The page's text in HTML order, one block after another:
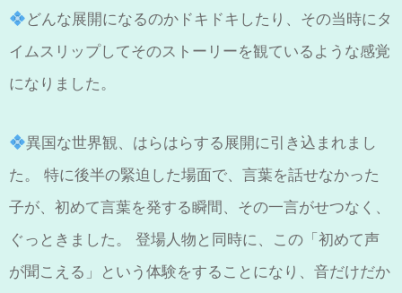
どんな展開になるのかドキドキしたり、その当時にタ
イムスリップしてそのストーリーを観ているような感覚
になりました。
異国な世界観、はらはらする展開に引き込まれまし
た。 特に後半の緊迫した場面で、言葉を話せなかった
子が、初めて言葉を発する瞬間、その一言がせつなく、
ぐっときました。 登場人物と同時に、この「初めて声
が聞こえる」という体験をすることになり、音だけだか